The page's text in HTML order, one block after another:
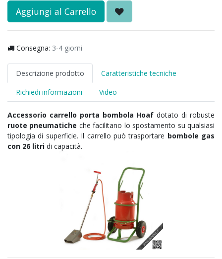
Aggiungi al Carrello
Consegna: 3-4 giorni
Descrizione prodotto
Caratteristiche tecniche
Richiedi informazioni
Video
Accessorio carrello porta bombola Hoaf dotato di robuste
ruote pneumatiche che facilitano lo spostamento su qualsiasi
tipologia di superficie. Il carrello può trasportare bombole gas
con 26 litri di capacità.